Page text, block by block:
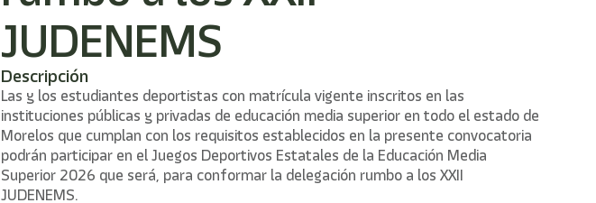
JUDENEMS
Descripción
Las y los estudiantes deportistas con matrícula vigente inscritos en las
instituciones públicas y privadas de educación media superior en todo el estado de
Morelos que cumplan con los requisitos establecidos en la presente convocatoria
podrán participar en el Juegos Deportivos Estatales de la Educación Media
Superior 2026 que será, para conformar la delegación rumbo a los XXII
JUDENEMS.